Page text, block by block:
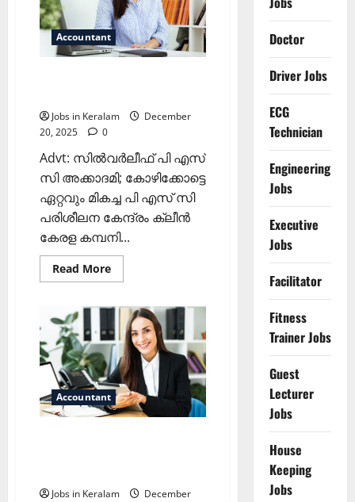
Accountant
Jobs in Keralam
December
20, 2025
0
Advt: സില്‍വര്‍ലീഫ് പി എസ്
സി അക്കാദമി; കോഴിക്കോട്ടെ
ഏറ്റവും മികച്ച പി എസ് സി
പരിശീലന കേന്ദ്രം ക്ലീന്‍
കേരള കമ്പനി...
Read MoreRead
more
അസിസ്റ്റന്റ്
ഒഴിവ്‌
Accountant
Jobs in Keralam
December
Doctor
Driver Jobs
ECG
Technician
Engineering
Jobs
Executive
Jobs
Facilitator
Fitness
Trainer Jobs
Guest
Lecturer
Jobs
House
Keeping
Jobs